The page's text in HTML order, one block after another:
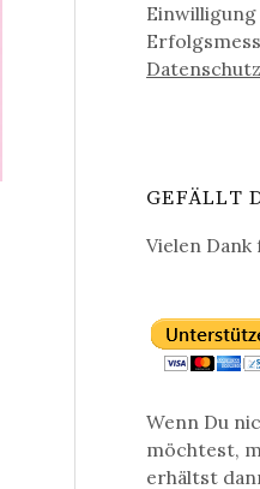
GEFÄLLT
Vielen
Wenn Du
möchtest,
erhältst